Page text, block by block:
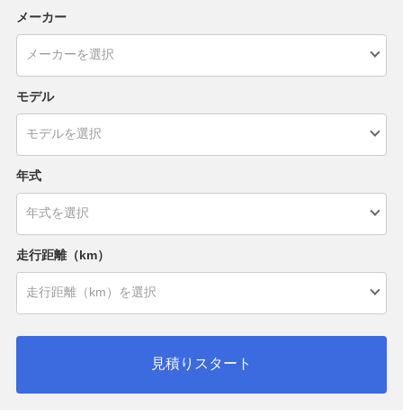
メーカー
モデル
年式
走行距離（km）
見積りスタート